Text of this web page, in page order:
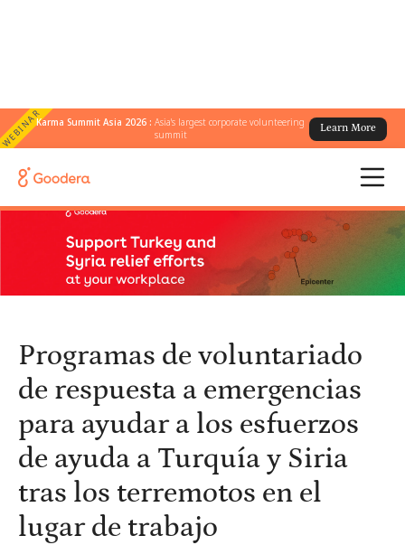
WEBINARKarma Summit Asia 2026 :Asia's largest corporate volunteering
summit
Learn More
← Todos los blogs
ayudar a los esfuerzos de ayuda a Turquía y Siria tras los
terremotos en el lugar de trabajo
Programas de voluntariado
de respuesta a emergencias
para ayudar a los esfuerzos
de ayuda a Turquía y Siria
tras los terremotos en el
lugar de trabajo